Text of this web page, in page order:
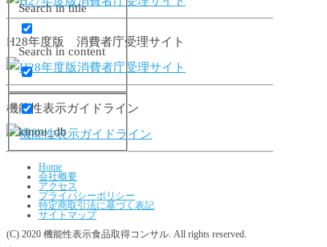
Search in title
Search in content
kinou_db
H28年度版 消費者庁受理サイト
機能性表示ガイドライン
Home
会社概要
アクセス
プライバシーポリシー
特定商取引法に基づく表記
サイトマップ
(C) 2020 機能性表示食品取得コンサル. All rights reserved.